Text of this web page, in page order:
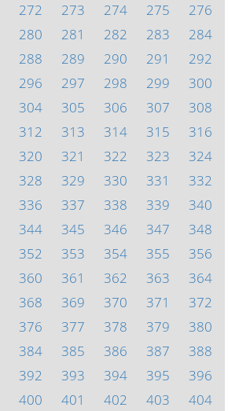
272 273 274 275
276
280 281 282 283
284
288 289 290 291
292
296 297 298 299
300
304 305 306 307
308
312 313 314 315
316
320 321 322 323
324
328 329 330 331
332
336 337 338 339
340
344 345 346 347
348
352 353 354 355
356
360 361 362 363
364
368 369 370 371
372
376 377 378 379
380
384 385 386 387
388
392 393 394 395
396
400 401 402 403 404